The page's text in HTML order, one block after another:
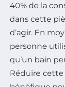
40% de la
dans cette
d’agir. En
personne
qu’un bain
Réduire